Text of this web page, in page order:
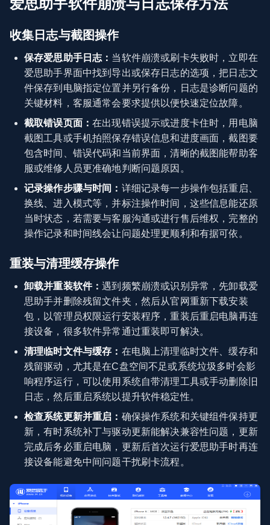
爱思助手软件崩溃与日志保存方法
收集日志与截图操作
保存爱思助手日志： 当软件崩溃或刷卡失败时，立即在
爱思助手界面中找到导出或保存日志的选项，把日志文
件保存到电脑指定位置并另行备份，日志是诊断问题的
关键材料，客服通常会要求提供以便快速定位故障。
截取错误页面：在出现错误提示或进度卡住时，用电脑
截图工具或手机拍照保存错误信息和进度画面，截图要
包含时间、错误代码和当前界面，清晰的截图能帮助客
服或维修人员更准确地判断问题原因。
记录操作步骤与时间： 详细记录每一步操作包括重启、
换线、进入模式等，并标注操作时间，这些信息能还原
当时状态，若需要与客服沟通或进行售后维权，完整的
操作记录和时间线会让问题处理更顺利和有据可依。
重装与清理缓存操作
卸载并重装软件：遇到频繁崩溃或识别异常，先卸载爱
思助手并删除残留文件夹，然后从官网重新下载安装
包，以管理员权限运行安装程序，重装后重启电脑再连
接设备，很多软件异常通过重装即可解决。
清理临时文件与缓存： 在电脑上清理临时文件、缓存和
残留驱动，尤其是在C盘空间不足或系统垃圾多时会影
响程序运行，可以使用系统自带清理工具或手动删除旧
日志，然后重启系统以提升软件稳定性。
检查系统更新并重启： 确保操作系统和关键组件保持更
新，有时系统补丁与驱动更新能解决兼容性问题，更新
完成后务必重启电脑，更新后首次运行爱思助手时再连
接设备能避免中间问题干扰刷卡流程。